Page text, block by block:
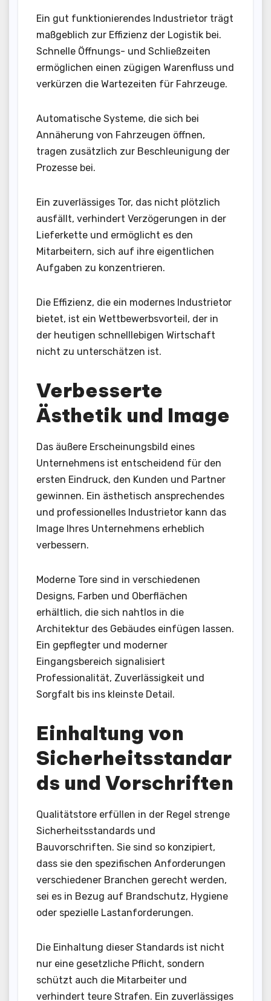
Ein gut funktionierendes Industrietor trägt
maßgeblich zur Effizienz der Logistik bei.
Schnelle Öffnungs- und Schließzeiten
ermöglichen einen zügigen Warenfluss und
verkürzen die Wartezeiten für Fahrzeuge.
Automatische Systeme, die sich bei
Annäherung von Fahrzeugen öffnen,
tragen zusätzlich zur Beschleunigung der
Prozesse bei.
Ein zuverlässiges Tor, das nicht plötzlich
ausfällt, verhindert Verzögerungen in der
Lieferkette und ermöglicht es den
Mitarbeitern, sich auf ihre eigentlichen
Aufgaben zu konzentrieren.
Die Effizienz, die ein modernes Industrietor
bietet, ist ein Wettbewerbsvorteil, der in
der heutigen schnelllebigen Wirtschaft
nicht zu unterschätzen ist.
Verbesserte
Ästhetik und Image
Das äußere Erscheinungsbild eines
Unternehmens ist entscheidend für den
ersten Eindruck, den Kunden und Partner
gewinnen. Ein ästhetisch ansprechendes
und professionelles Industrietor kann das
Image Ihres Unternehmens erheblich
verbessern.
Moderne Tore sind in verschiedenen
Designs, Farben und Oberflächen
erhältlich, die sich nahtlos in die
Architektur des Gebäudes einfügen lassen.
Ein gepflegter und moderner
Eingangsbereich signalisiert
Professionalität, Zuverlässigkeit und
Sorgfalt bis ins kleinste Detail.
Einhaltung von
Sicherheitsstandar
ds und Vorschriften
Qualitätstore erfüllen in der Regel strenge
Sicherheitsstandards und
Bauvorschriften. Sie sind so konzipiert,
dass sie den spezifischen Anforderungen
verschiedener Branchen gerecht werden,
sei es in Bezug auf Brandschutz, Hygiene
oder spezielle Lastanforderungen.
Die Einhaltung dieser Standards ist nicht
nur eine gesetzliche Pflicht, sondern
schützt auch die Mitarbeiter und
verhindert teure Strafen. Ein zuverlässiges